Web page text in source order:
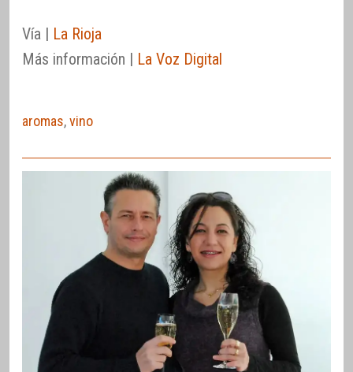
Vía | La Rioja
Más información | La Voz Digital
aromas,vino